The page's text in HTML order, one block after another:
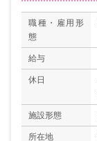
職種・雇用形
態
給与
休日
施設形態
所在地